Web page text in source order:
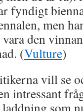
fyndigt
men
den
(Vulture)
vill se
intressant
som